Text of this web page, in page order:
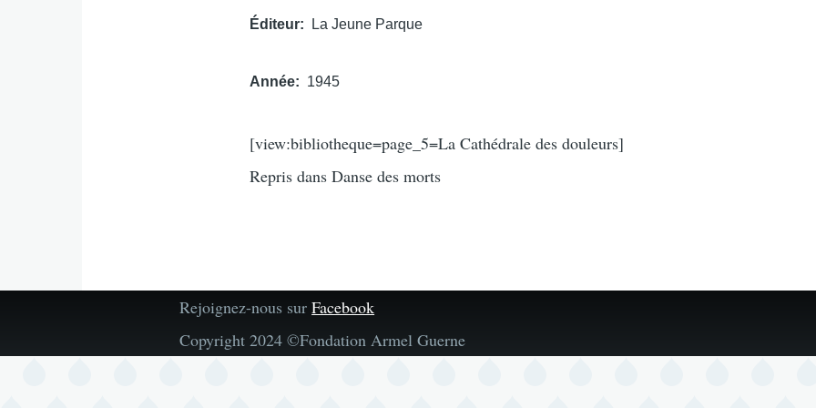
Éditeur La Jeune Parque
Année 1945
[view:bibliotheque=page_5=La Cathédrale des douleurs]
Repris dans Danse des morts
Rejoignez-nous surFacebook
Copyright 2024 ©Fondation Armel Guerne